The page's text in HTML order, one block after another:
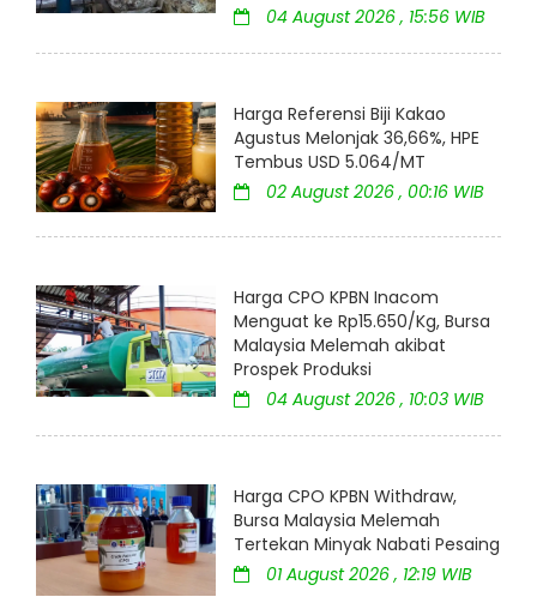
04 August 2026 , 15:56 WIB
Harga Referensi Biji Kakao
Agustus Melonjak 36,66%, HPE
Tembus USD 5.064/MT
02 August 2026 , 00:16 WIB
Harga CPO KPBN Inacom
Menguat ke Rp15.650/Kg, Bursa
Malaysia Melemah akibat
Prospek Produksi
04 August 2026 , 10:03 WIB
Harga CPO KPBN Withdraw,
Bursa Malaysia Melemah
Tertekan Minyak Nabati Pesaing
01 August 2026 , 12:19 WIB